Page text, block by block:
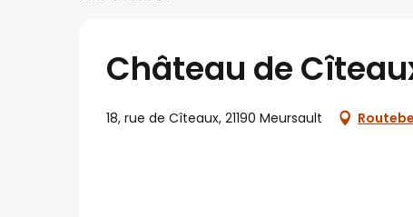
Château de
18, rue de Cîteaux, 21190 Meursault